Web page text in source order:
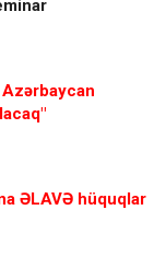
ƏLAVƏ hüquqlar